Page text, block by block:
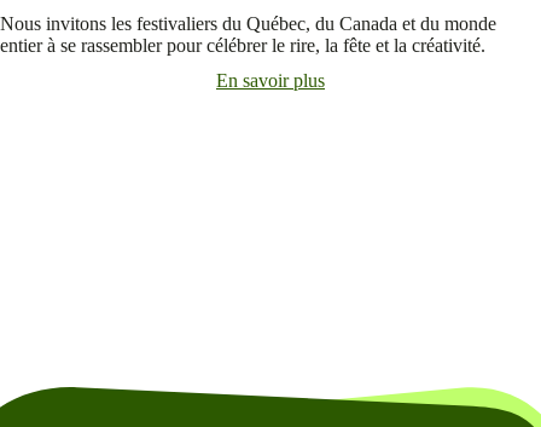
Nous invitons les festivaliers du Québec, du Canada et du monde
entier à se rassembler pour célébrer le rire, la fête et la créativité.
En savoir plus